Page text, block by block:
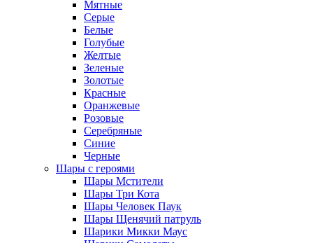
Мятные
Серые
Белые
Голубые
Желтые
Зеленые
Золотые
Красные
Оранжевые
Розовые
Серебряные
Синие
Черные
Шары с героями
Шары Мстители
Шары Три Кота
Шары Человек Паук
Шары Щенячий патруль
Шарики Микки Маус